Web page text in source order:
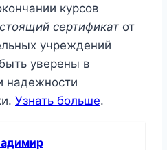
курсов
сертификат от
учреждений
уверены в
надежности
Узнать больше.